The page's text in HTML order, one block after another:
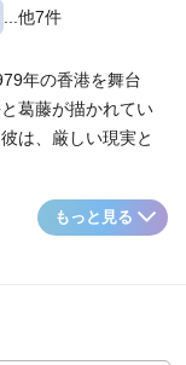
...他7件
年の香港を舞台
葛藤が描かれてい
は、厳しい現実と
もっと見る